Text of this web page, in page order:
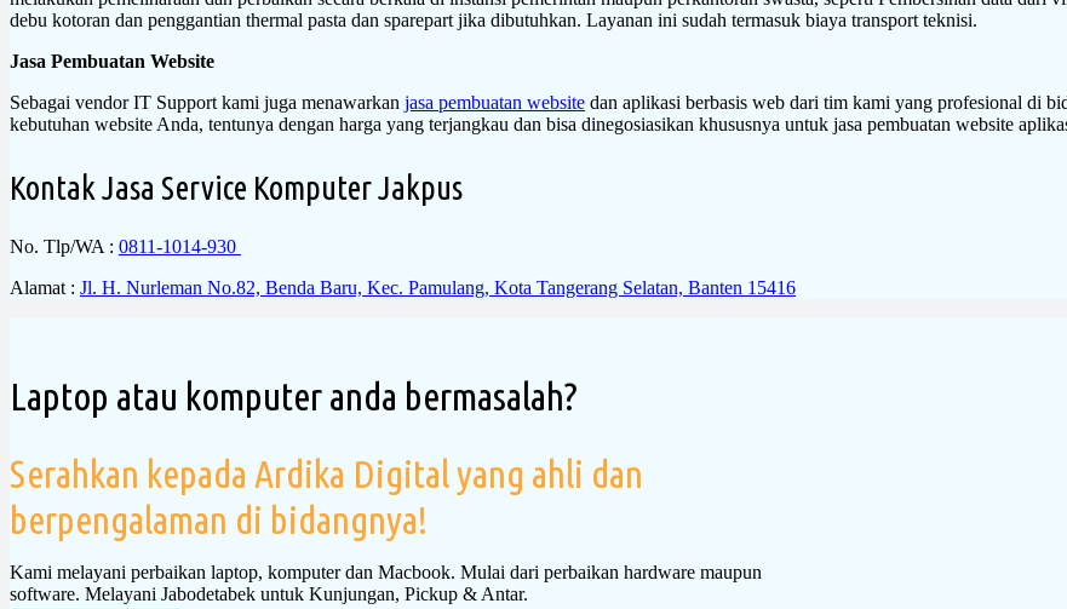
debu kotoran dan penggantian thermal pasta dan sparepart jika dibutuhkan. Layanan ini sudah termasuk biaya transport teknisi.
Jasa Pembuatan Website
Sebagai vendor IT Support kami juga menawarkan jasa pembuatan website dan aplikasi berbasis web dari tim kami yang profesional di
kebutuhan website Anda, tentunya dengan harga yang terjangkau dan bisa dinegosiasikan khususnya untuk jasa pembuatan website
Kontak Jasa Service Komputer Jakpus
No. Tlp/WA : 0811-1014-930
Alamat : Jl. H. Nurleman No.82, Benda Baru, Kec. Pamulang, Kota Tangerang Selatan, Banten 15416
Laptop atau komputer anda bermasalah?
Serahkan kepada Ardika Digital yang ahli dan
berpengalaman di bidangnya!
Kami melayani perbaikan laptop, komputer dan Macbook. Mulai dari perbaikan hardware maupun
software. Melayani Jabodetabek untuk Kunjungan, Pickup & Antar.